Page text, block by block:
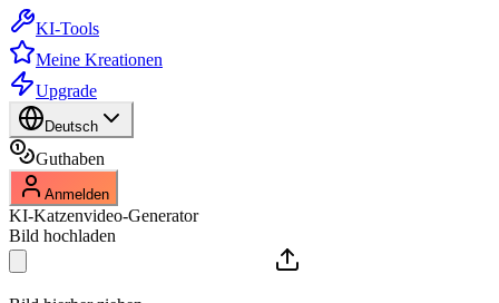
KI-Tools
Meine Kreationen
Upgrade
Deutsch
Guthaben
Anmelden
KI-Katzenvideo-Generator
Bild hochladen